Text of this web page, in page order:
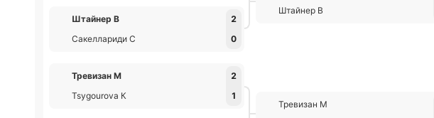
Штайнер В
2
Сакеллариди С
0
Тревизан М
2
Tsygourova К
1
Штайнер В
Тревизан М